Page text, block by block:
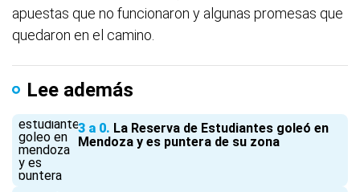
apuestas que no funcionaron y algunas promesas que
quedaron en el camino.
Lee además
3 a 0 La Reserva de Estudiantes goleó en
Mendoza y es puntera de su zona